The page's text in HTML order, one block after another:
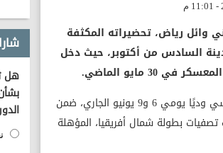
هل
بقيادة المدير الفني وائل رياض، تحضيراته المكثفة
السادس من أكتوبر، حيث دخل
مايو الماضي.
ويأتي هذا المعسكر في إطار الاستعداد لمواجهتي المنتخب الروسي وديًا يومي 6 و9 يونيو الجاري، ضمن
بطولة شمال أفريقيا، المؤهلة